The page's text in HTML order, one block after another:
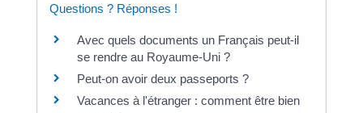
Questions ? Réponses !
Avec quels documents un Français peut-il
se rendre au Royaume-Uni ?
Peut-on avoir deux passeports ?
Vacances à l'étranger : comment être bien